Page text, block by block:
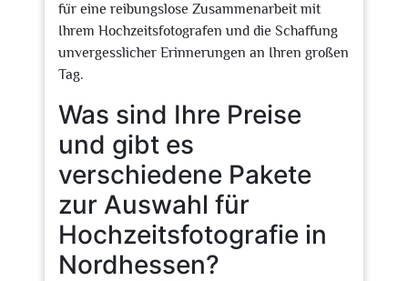
für eine reibungslose Zusammenarbeit mit
Ihrem Hochzeitsfotografen und die Schaffung
unvergesslicher Erinnerungen an Ihren großen
Tag.
Was sind Ihre Preise
und gibt es
verschiedene Pakete
zur Auswahl für
Hochzeitsfotografie in
Nordhessen?